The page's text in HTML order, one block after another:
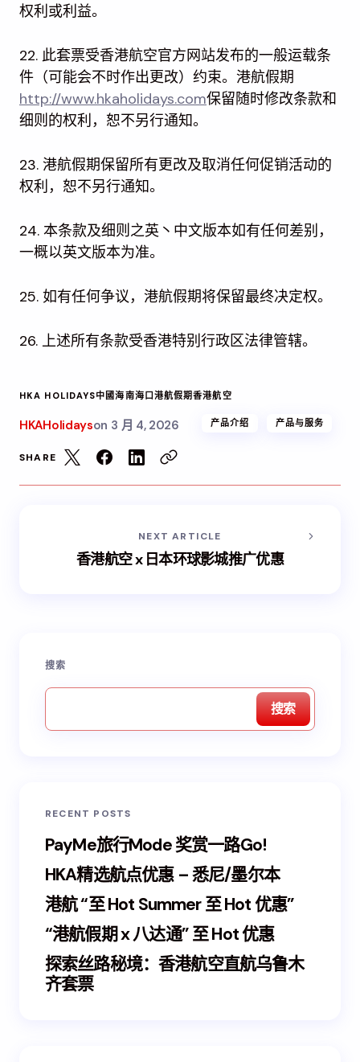
权利或利益。
22. 此套票受香港航空官方网站发布的一般运载条
件（可能会不时作出更改）约束。港航假期
http://www.hkaholidays.com保留随时修改条款和
细则的权利，恕不另行通知。
23. 港航假期保留所有更改及取消任何促销活动的
权利，恕不另行通知。
24. 本条款及细则之英丶中文版本如有任何差别，
一概以英文版本为准。
25. 如有任何争议，港航假期将保留最终决定权。
26. 上述所有条款受香港特别行政区法律管辖。
HKA HOLIDAYS中國海南海口港航假期香港航空
HKAHolidayson 3 月 4, 2026 产品介绍 产品与服务
SHARE
NEXT ARTICLE
香港航空 x 日本环球影城推广优惠
搜索
搜索
RECENT POSTS
PayMe旅行Mode 奖赏一路Go!
HKA精选航点优惠 – 悉尼/墨尔本
港航 “至 Hot Summer 至 Hot 优惠”
“港航假期 x 八达通” 至 Hot 优惠
探索丝路秘境：香港航空直航乌鲁木
齐套票